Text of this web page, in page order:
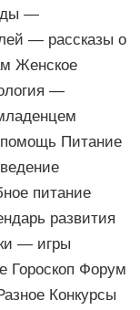
—
— рассказы о
Женское
—
помощь Питание
питание
развития
— игры
Гороскоп Форум
Конкурсы